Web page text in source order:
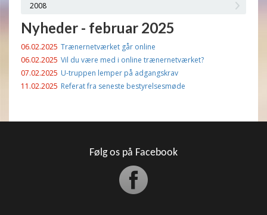
2008
Nyheder - februar 2025
06.02.2025 Trænernetværket går online
06.02.2025 Vil du være med i online trænernetværket?
07.02.2025 U-truppen lemper på adgangskrav
11.02.2025 Referat fra seneste bestyrelsesmøde
Følg os på Facebook